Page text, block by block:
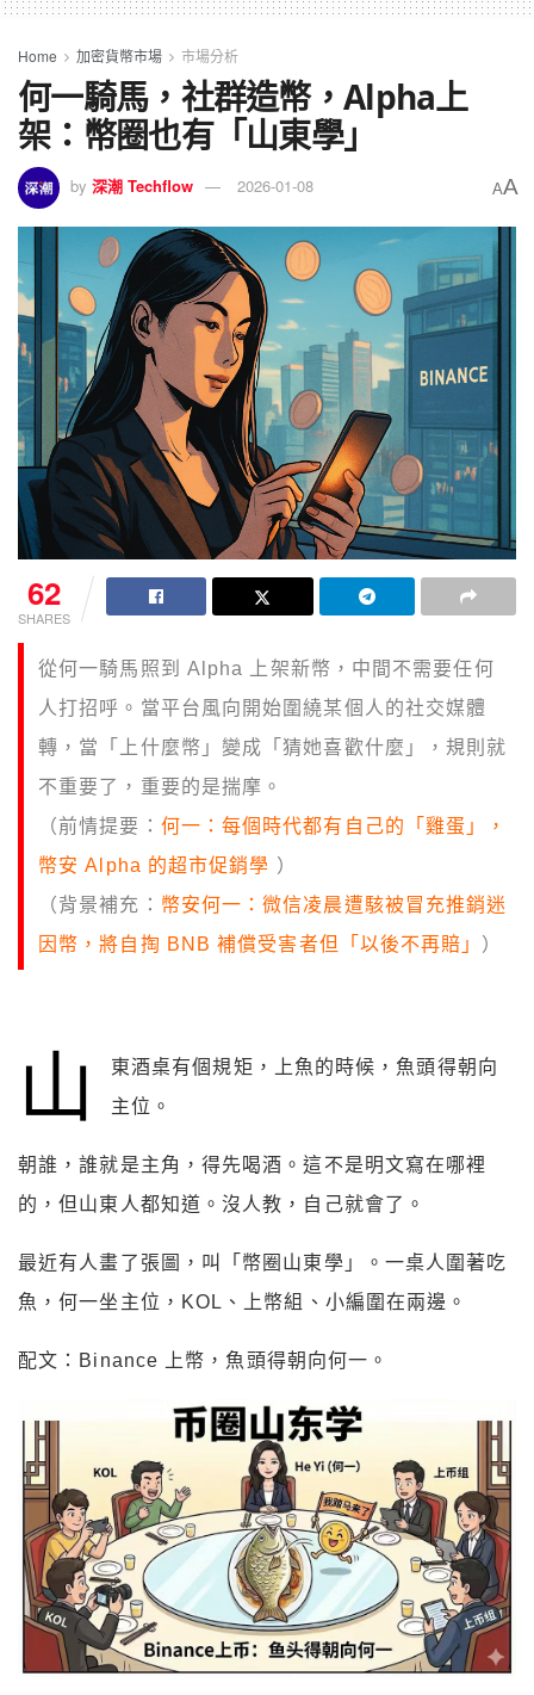
Home 加密貨幣市場 市場分析
何一騎馬，社群造幣，Alpha上
架：幣圈也有「山東學」
by 深潮 Techflow 2026-01-08 AA
62
SHARES
從何一騎馬照到 Alpha 上架新幣，中間不需要任何
人打招呼。當平台風向開始圍繞某個人的社交媒體
轉，當「上什麼幣」變成「猜她喜歡什麼」，規則就
不重要了，重要的是揣摩。
（前情提要： 何一：每個時代都有自己的「雞蛋」，
幣安 Alpha 的超市促銷學 ）
（背景補充： 幣安何一：微信凌晨遭駭被冒充推銷迷
因幣，將自掏 BNB 補償受害者但「以後不再賠」 ）
山
東酒桌有個規矩，上魚的時候，魚頭得朝向
主位。
朝誰，誰就是主角，得先喝酒。這不是明文寫在哪裡
的，但山東人都知道。沒人教，自己就會了。
最近有人畫了張圖，叫「幣圈山東學」。一桌人圍著吃
魚，何一坐主位，KOL、上幣組、小編圍在兩邊。
配文：Binance 上幣，魚頭得朝向何一。